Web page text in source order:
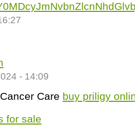
- 14:09
Care buy priligy
for sale